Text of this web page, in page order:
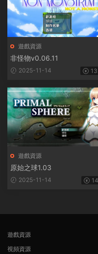
遊戲資源
非怪物v0.06.11
2025-11-14
遊戲資源
原始之球1.03
2025-11-14
遊戲資源
視頻資源